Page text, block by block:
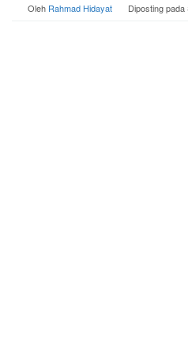
Oleh Rahmad Hidayat Diposting pada